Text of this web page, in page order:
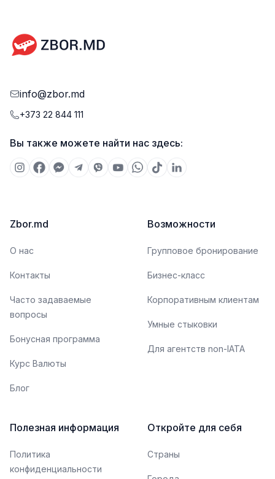
info@zbor.md
+373 22 844 111
Вы также можете найти нас здесь:
Zbor.md
О нас
Контакты
Часто задаваемые
вопросы
Бонусная программа
Курс Валюты
Блог
Возможности
Групповое бронирование
Бизнес-класс
Корпоративным клиентам
Умные стыковки
Для агентств non-IATA
Полезная информация
Политика
конфиденциальности
Откройте для себя
Страны